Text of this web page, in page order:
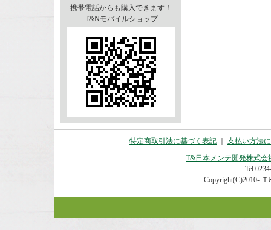
携帯電話からも購入できます！
T&Nモバイルショップ
特定商取引法に基づく表記
支払い方法
T&日本メンテ開発株式会
Tel
Copyright(C)2010- Ｔ